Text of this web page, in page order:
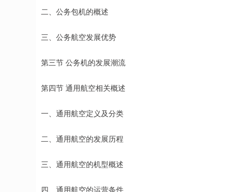
二、公务包机的概述
三、公务航空发展优势
第三节 公务机的发展潮流
第四节 通用航空相关概述
一、通用航空定义及分类
二、通用航空的发展历程
三、通用航空的机型概述
四、通用航空的运营条件